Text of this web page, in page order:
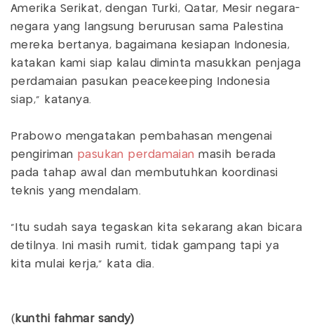
Amerika Serikat, dengan Turki, Qatar, Mesir negara-
negara yang langsung berurusan sama Palestina
mereka bertanya, bagaimana kesiapan Indonesia,
katakan kami siap kalau diminta masukkan penjaga
perdamaian pasukan peacekeeping Indonesia
siap," katanya.
Prabowo mengatakan pembahasan mengenai
pengiriman pasukan perdamaian masih berada
pada tahap awal dan membutuhkan koordinasi
teknis yang mendalam.
"Itu sudah saya tegaskan kita sekarang akan bicara
detilnya. Ini masih rumit, tidak gampang tapi ya
kita mulai kerja," kata dia.
( kunthi fahmar sandy)